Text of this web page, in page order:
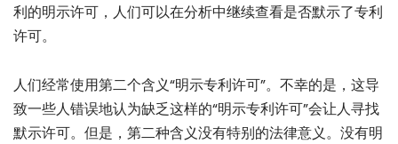
利的明示许可，人们可以在分析中继续查看是否默示了专利
许可。
人们经常使用第二个含义“明示专利许可”。不幸的是，这导
致一些人错误地认为缺乏这样的“明示专利许可”会让人寻找
默示许可。但是，第二种含义没有特别的法律意义。没有明